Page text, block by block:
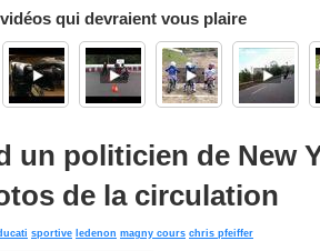
qui devraient vous plaire
un politicien de New
de la circulation
sportive ledenon magny cours chris pfeiffer